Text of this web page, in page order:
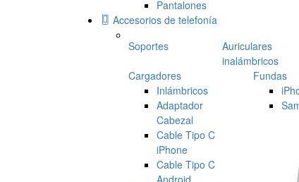
Pantalones
Accesorios de telefonía
Soportes
Auriculares
inalámbricos
Cargadores
Inlámbricos
Adaptador
Cabezal
Cable Tipo C
iPhone
Cable Tipo C
Android
Fundas